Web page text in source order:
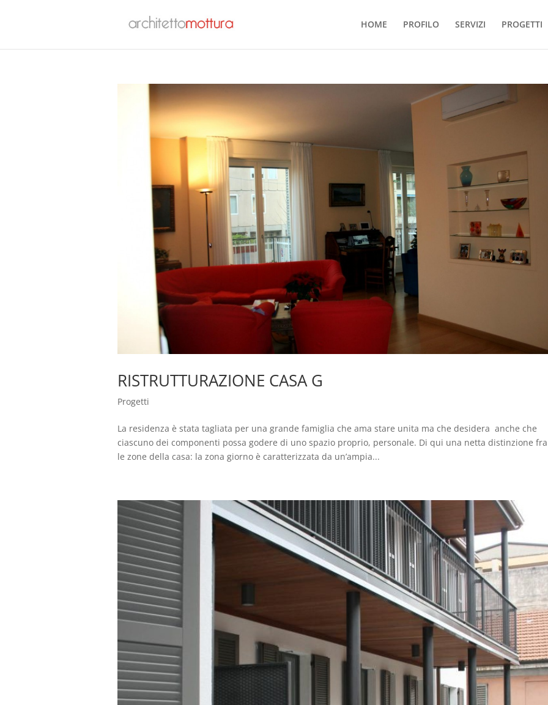
HOME PROFILO SERVIZI PROGETTI
RISTRUTTURAZIONE CASA G
Progetti
La residenza è stata tagliata per una grande famiglia che ama stare unita ma che desidera anche che
ciascuno dei componenti possa godere di uno spazio proprio, personale. Di qui una netta distinzione fra
le zone della casa: la zona giorno è caratterizzata da un’ampia...